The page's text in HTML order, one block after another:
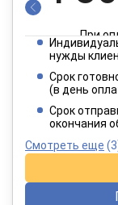
При
2
При
нужды
Срок
(в день
Срок
окончания
Смотреть еще